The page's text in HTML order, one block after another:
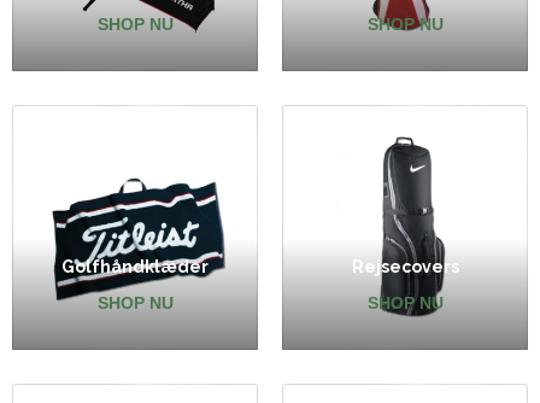
SHOP NU
SHOP NU
Golfhåndklæder
SHOP NU
Rejsecovers
SHOP NU